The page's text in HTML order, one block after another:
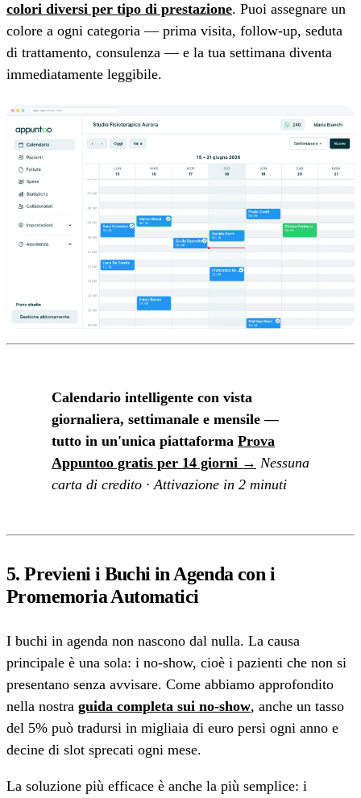
colori diversi per tipo di prestazione. Puoi assegnare un
colore a ogni categoria — prima visita, follow-up, seduta
di trattamento, consulenza — e la tua settimana diventa
immediatamente leggibile.
Calendario intelligente con vista
giornaliera, settimanale e mensile —
tutto in un'unica piattaforma Prova
Appuntoo gratis per 14 giorni → Nessuna
carta di credito · Attivazione in 2 minuti
5. Previeni i Buchi in Agenda con i
Promemoria Automatici
I buchi in agenda non nascono dal nulla. La causa
principale è una sola: i no-show, cioè i pazienti che non si
presentano senza avvisare. Come abbiamo approfondito
nella nostra guida completa sui no-show, anche un tasso
del 5% può tradursi in migliaia di euro persi ogni anno e
decine di slot sprecati ogni mese.
La soluzione più efficace è anche la più semplice: i